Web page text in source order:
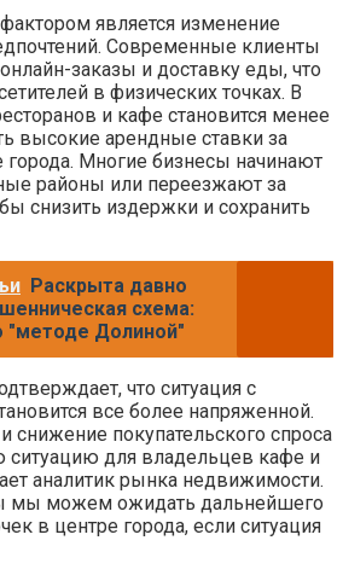
является изменение
Современные клиенты
заказы и доставку еды, что
в физических точках. В
и кафе становится менее
высокие арендные ставки за
Многие бизнесы начинают
районы или переезжают за
снизить издержки и сохранить
Раскрыта давно
схема:
"методе Долиной"
что ситуация с
все более напряженной.
снижение покупательского спроса
для владельцев кафе и
аналитик рынка недвижимости.
мы можем ожидать дальнейшего
в центре города, если ситуация